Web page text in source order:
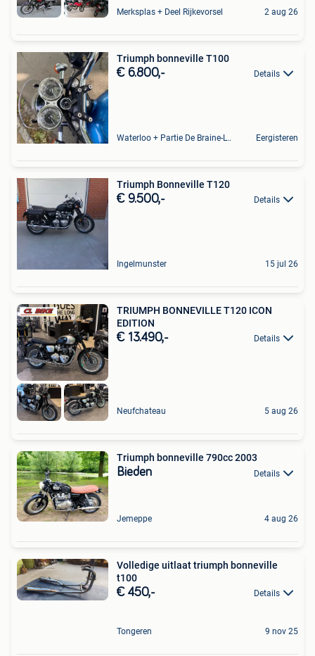
Merksplas + Deel Rijkevorsel 2 aug 26
Triumph bonneville T100
€ 6.800,- Details
Waterloo + Partie De Braine-L'Alleud, De Ohain Eergisteren
Triumph Bonneville T120
€ 9.500,- Details
Ingelmunster 15 jul 26
TRIUMPH BONNEVILLE T120 ICON
EDITION
€ 13.490,- Details
Neufchateau 5 aug 26
Triumph bonneville 790cc 2003
Bieden Details
Jemeppe 4 aug 26
Volledige uitlaat triumph bonneville
t100
€ 450,- Details
Tongeren 9 nov 25